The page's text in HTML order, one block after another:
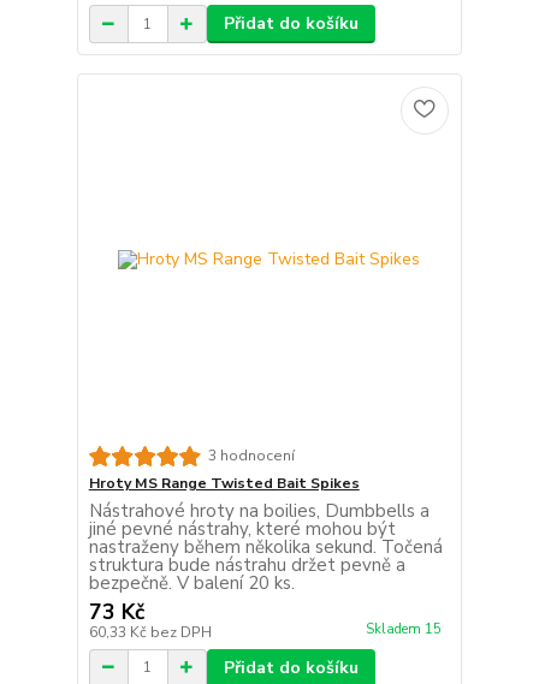
Přidat do košíku
3 hodnocení
Hroty MS Range Twisted Bait Spikes
Nástrahové hroty na boilies, Dumbbells a
jiné pevné nástrahy, které mohou být
nastraženy během několika sekund. Točená
struktura bude nástrahu držet pevně a
bezpečně. V balení 20 ks.
73 Kč
60,33 Kč bez DPH Skladem 15
Přidat do košíku